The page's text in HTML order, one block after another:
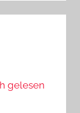
gelesen